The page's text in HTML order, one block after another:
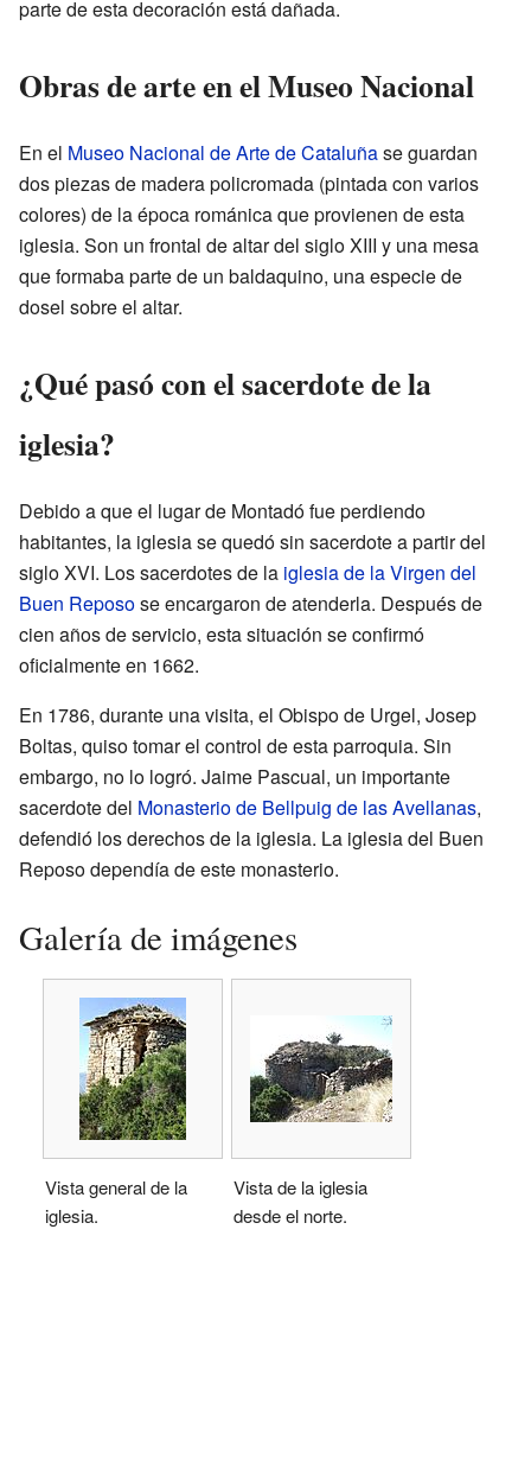
parte de esta decoración está dañada.
Obras de arte en el Museo Nacional
En el Museo Nacional de Arte de Cataluñase guardan
dos piezas de madera policromada (pintada con varios
colores) de la época románica que provienen de esta
iglesia. Son un frontal de altar del siglo XIII y una mesa
que formaba parte de un baldaquino, una especie de
dosel sobre el altar.
¿Qué pasó con el sacerdote de la
iglesia?
Debido a que el lugar de Montadó fue perdiendo
habitantes, la iglesia se quedó sin sacerdote a partir del
siglo XVI. Los sacerdotes de la iglesia de la Virgen del
Buen Reposose encargaron de atenderla. Después de
cien años de servicio, esta situación se confirmó
oficialmente en 1662.
En 1786, durante una visita, el Obispo de Urgel, Josep
Boltas, quiso tomar el control de esta parroquia. Sin
embargo, no lo logró. Jaime Pascual, un importante
sacerdote del Monasterio de Bellpuig de las Avellanas,
defendió los derechos de la iglesia. La iglesia del Buen
Reposo dependía de este monasterio.
Galería de imágenes
Vista general de la
iglesia.
Vista de la iglesia
desde el norte.